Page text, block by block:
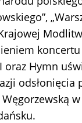
oraz Hymn